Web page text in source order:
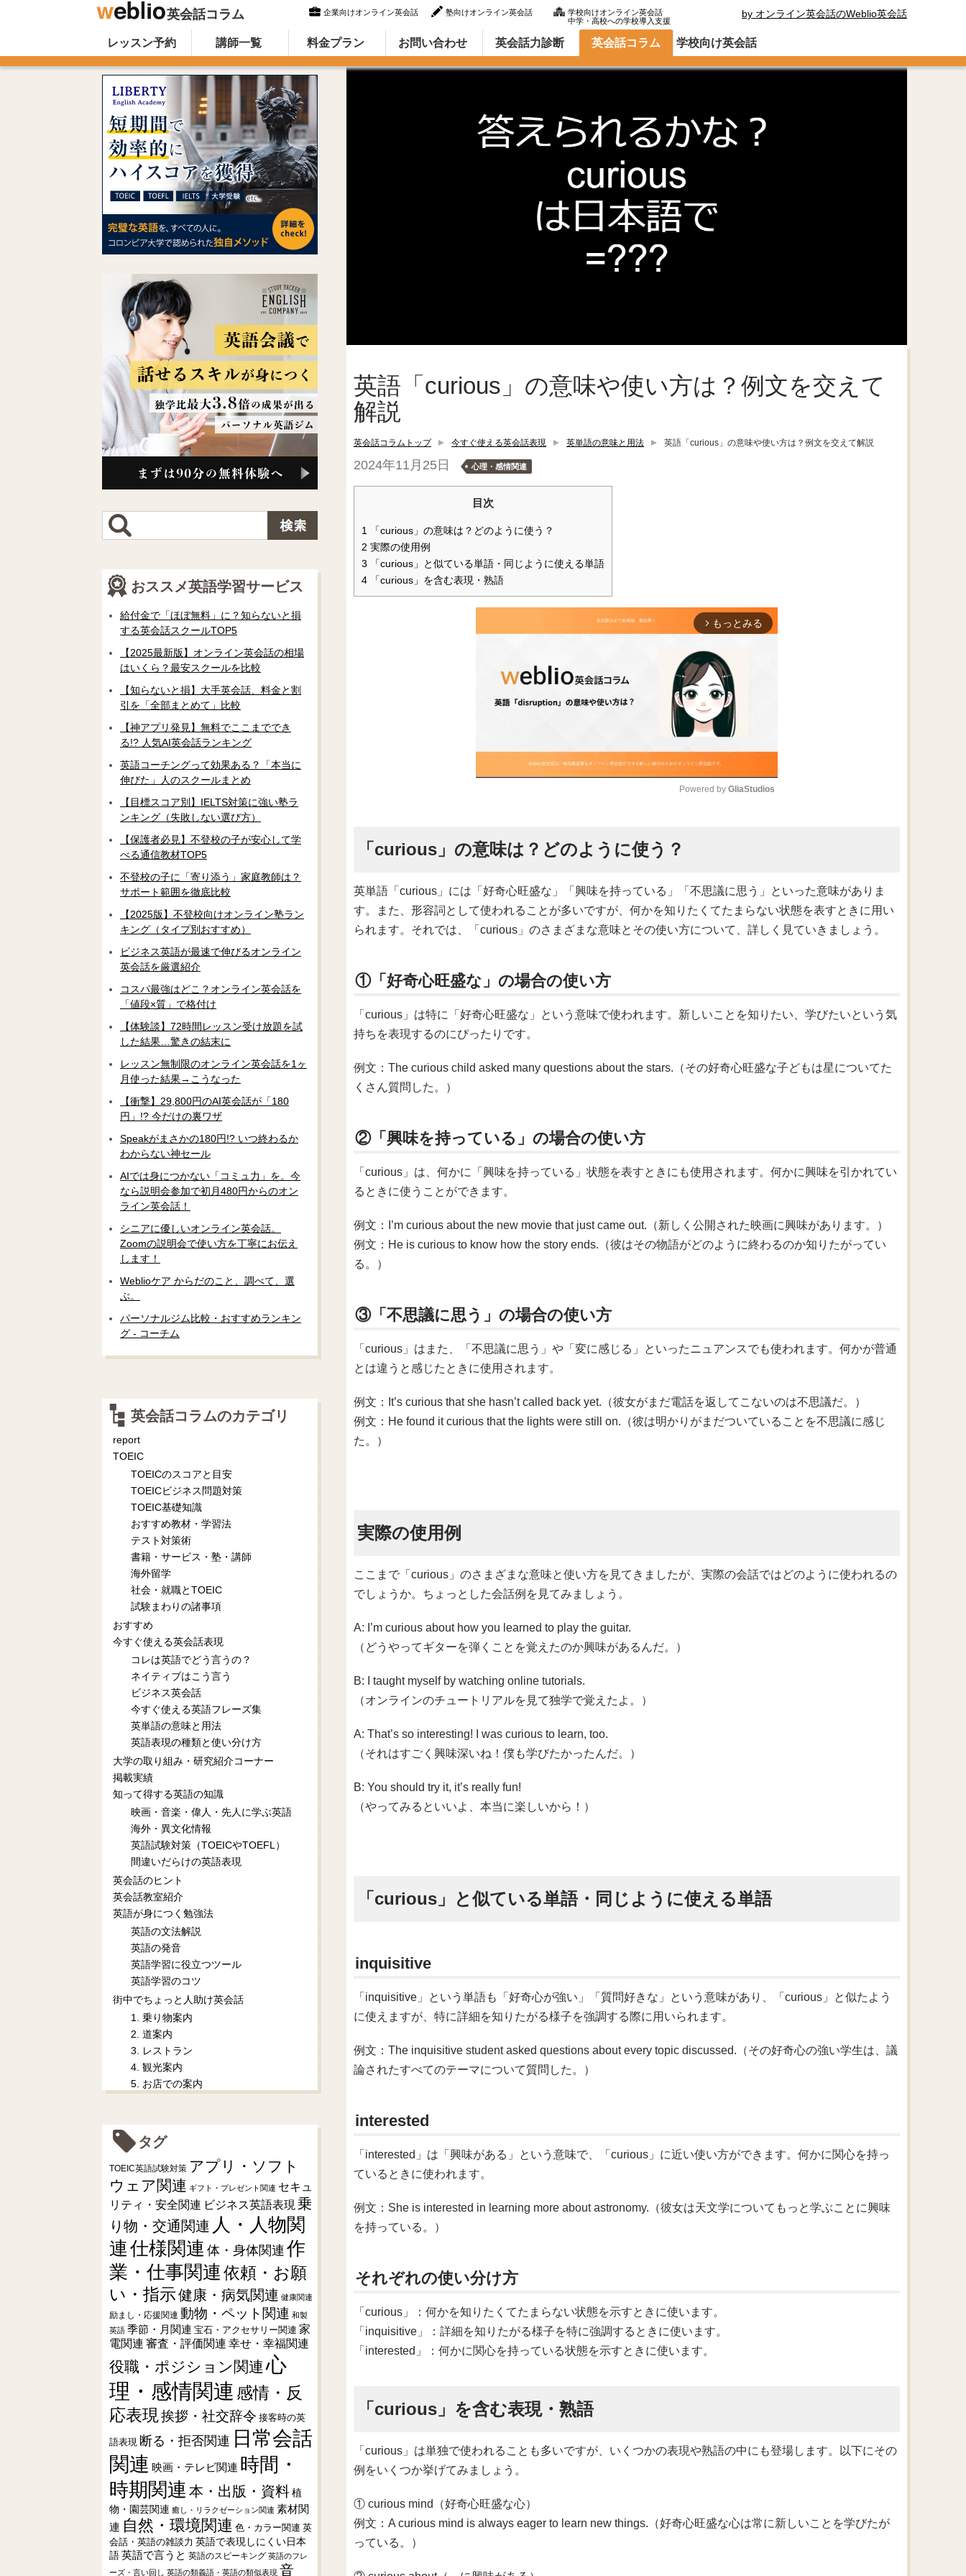
英会話コラム 企業向けオンライン英会話 塾向けオンライン英会話
学校向けオンライン英会話
中学・高校への学校導入支援
by オンライン英会話のWeblio英会話
オンライン英会話のWeblio英会話コラム（英語での言い方・英語表現）
Skip to content
レッスン予約 講師一覧 料金プラン お問い合わせ 英会話力診断 英会話コラム 学校向け英会話
英語「curious」の意味や使い方は？例文を交えて
解説
英会話コラムトップ 今すぐ使える英会話表現 英単語の意味と用法 英語「curious」の意味や使い方は？例文を交えて解説
2024年11月25日 心理・感情関連
目次
1 「curious」の意味は？どのように使う？
2 実際の使用例
3 「curious」と似ている単語・同じように使える単語
4 「curious」を含む表現・熟語
arrow_forward_ios もっとみる
e
Powered by GliaStudios
「curious」の意味は？どのように使う？
英単語「curious」には「好奇心旺盛な」「興味を持っている」「不思議に思う」といった意味がありま
す。また、形容詞として使われることが多いですが、何かを知りたくてたまらない状態を表すときに用い
られます。それでは、「curious」のさまざまな意味とその使い方について、詳しく見ていきましょう。
①「好奇心旺盛な」の場合の使い方
「curious」は特に「好奇心旺盛な」という意味で使われます。新しいことを知りたい、学びたいという気
持ちを表現するのにぴったりです。
例文：The curious child asked many questions about the stars.（その好奇心旺盛な子どもは星についてた
くさん質問した。）
②「興味を持っている」の場合の使い方
「curious」は、何かに「興味を持っている」状態を表すときにも使用されます。何かに興味を引かれてい
るときに使うことができます。
例文：I’m curious about the new movie that just came out.（新しく公開された映画に興味があります。）
例文：He is curious to know how the story ends.（彼はその物語がどのように終わるのか知りたがってい
る。）
③「不思議に思う」の場合の使い方
「curious」はまた、「不思議に思う」や「変に感じる」といったニュアンスでも使われます。何かが普通
とは違うと感じたときに使用されます。
例文：It’s curious that she hasn’t called back yet.（彼女がまだ電話を返してこないのは不思議だ。）
例文：He found it curious that the lights were still on.（彼は明かりがまだついていることを不思議に感じ
た。）
実際の使用例
ここまで「curious」のさまざまな意味と使い方を見てきましたが、実際の会話ではどのように使われるの
でしょうか。ちょっとした会話例を見てみましょう。
A: I’m curious about how you learned to play the guitar.
（どうやってギターを弾くことを覚えたのか興味があるんだ。）
B: I taught myself by watching online tutorials.
（オンラインのチュートリアルを見て独学で覚えたよ。）
A: That’s so interesting! I was curious to learn, too.
（それはすごく興味深いね！僕も学びたかったんだ。）
B: You should try it, it’s really fun!
（やってみるといいよ、本当に楽しいから！）
「curious」と似ている単語・同じように使える単語
inquisitive
「inquisitive」という単語も「好奇心が強い」「質問好きな」という意味があり、「curious」と似たよう
に使えますが、特に詳細を知りたがる様子を強調する際に用いられます。
例文：The inquisitive student asked questions about every topic discussed.（その好奇心の強い学生は、議
論されたすべてのテーマについて質問した。）
interested
「interested」は「興味がある」という意味で、「curious」に近い使い方ができます。何かに関心を持っ
ているときに使われます。
例文：She is interested in learning more about astronomy.（彼女は天文学についてもっと学ぶことに興味
を持っている。）
それぞれの使い分け方
「curious」：何かを知りたくてたまらない状態を示すときに使います。
「inquisitive」：詳細を知りたがる様子を特に強調するときに使います。
「interested」：何かに関心を持っている状態を示すときに使います。
「curious」を含む表現・熟語
「curious」は単独で使われることも多いですが、いくつかの表現や熟語の中にも登場します。以下にその
例をいくつか挙げてみましょう。
① curious mind（好奇心旺盛な心）
例文：A curious mind is always eager to learn new things.（好奇心旺盛な心は常に新しいことを学びたが
っている。）
おススメ英語学習サービス
給付金で「ほぼ無料」に？知らないと損
する英会話スクールTOP5
【2025最新版】オンライン英会話の相場
はいくら？最安スクールを比較
【知らないと損】大手英会話、料金と割
引を「全部まとめて」比較
【神アプリ発見】無料でここまででき
る!? 人気AI英会話ランキング
英語コーチングって効果ある？「本当に
伸びた」人のスクールまとめ
【目標スコア別】IELTS対策に強い塾ラ
ンキング（失敗しない選び方）
【保護者必見】不登校の子が安心して学
べる通信教材TOP5
不登校の子に「寄り添う」家庭教師は？
サポート範囲を徹底比較
【2025版】不登校向けオンライン塾ラン
キング（タイプ別おすすめ）
ビジネス英語が最速で伸びるオンライン
英会話を厳選紹介
コスパ最強はどこ？オンライン英会話を
「値段×質」で格付け
【体験談】72時間レッスン受け放題を試
した結果…驚きの結末に
レッスン無制限のオンライン英会話を1ヶ
月使った結果→こうなった
【衝撃】29,800円のAI英会話が「180
円」!? 今だけの裏ワザ
Speakがまさかの180円!? いつ終わるか
わからない神セール
AIでは身につかない「コミュ力」を。今
なら説明会参加で初月480円からのオン
ライン英会話！
シニアに優しいオンライン英会話。
Zoomの説明会で使い方を丁寧にお伝え
します！
Weblioケア からだのこと、調べて、選
ぶ。
パーソナルジム比較・おすすめランキン
グ - コーチム
英会話コラムのカテゴリ
report
TOEIC
TOEICのスコアと目安
TOEICビジネス問題対策
TOEIC基礎知識
おすすめ教材・学習法
テスト対策術
書籍・サービス・塾・講師
海外留学
社会・就職とTOEIC
試験まわりの諸事項
おすすめ
今すぐ使える英会話表現
コレは英語でどう言うの？
ネイティブはこう言う
ビジネス英会話
今すぐ使える英語フレーズ集
英単語の意味と用法
英語表現の種類と使い分け方
大学の取り組み・研究紹介コーナー
掲載実績
知って得する英語の知識
映画・音楽・偉人・先人に学ぶ英語
海外・異文化情報
英語試験対策（TOEICやTOEFL）
間違いだらけの英語表現
英会話のヒント
英会話教室紹介
英語が身につく勉強法
英語の文法解説
英語の発音
英語学習に役立つツール
英語学習のコツ
街中でちょっと人助け英会話
1. 乗り物案内
2. 道案内
3. レストラン
4. 観光案内
5. お店での案内
タグ
TOEIC英語試験対策 アプリ・ソフト
ウェア関連 ギフト・プレゼント関連 セキュ
リティ・安全関連 ビジネス英語表現 乗
り物・交通関連 人・人物関
連仕様関連 体・身体関連 作
業・仕事関連依頼・お願
い・指示健康・病気関連 健康関連
励まし・応援関連 動物・ペット関連 和製
英語 季節・月関連 宝石・アクセサリー関連 家
電関連 審査・評価関連 幸せ・幸福関連
役職・ポジション関連 心
理・感情関連 感情・反
応表現挨拶・社交辞令 接客時の英
語表現 断る・拒否関連 日常会話
関連 映画・テレビ関連 時間・
時期関連 本・出版・資料植
物・園芸関連 癒し・リラクゼーション関連 素材関
連 自然・環境関連 色・カラー関連 英
会話・英語の雑談力 英語で表現しにくい日本
語 英語で言うと 英語のスピーキング 英語のフレ
ーズ・言い回し 英語の類義語・英語の類似表現 音